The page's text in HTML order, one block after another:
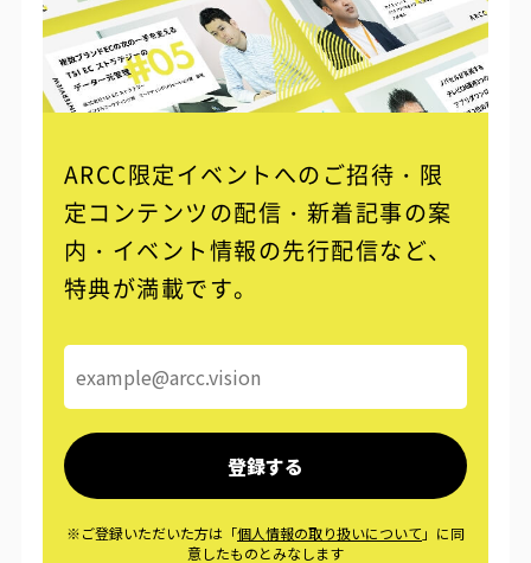
ARCC限定イベントへのご招待・限
定コンテンツの配信・ 新着記事の案
内・イベント情報の先行配信など、
特典が満載です。